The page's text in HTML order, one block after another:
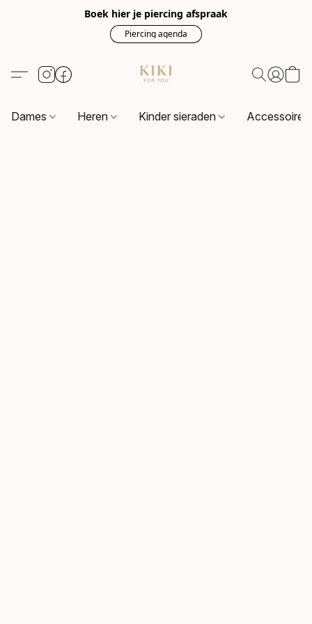
Boek hier je piercing afspraak
Piercing agenda
Dames Heren Kinder sieraden Accessoires